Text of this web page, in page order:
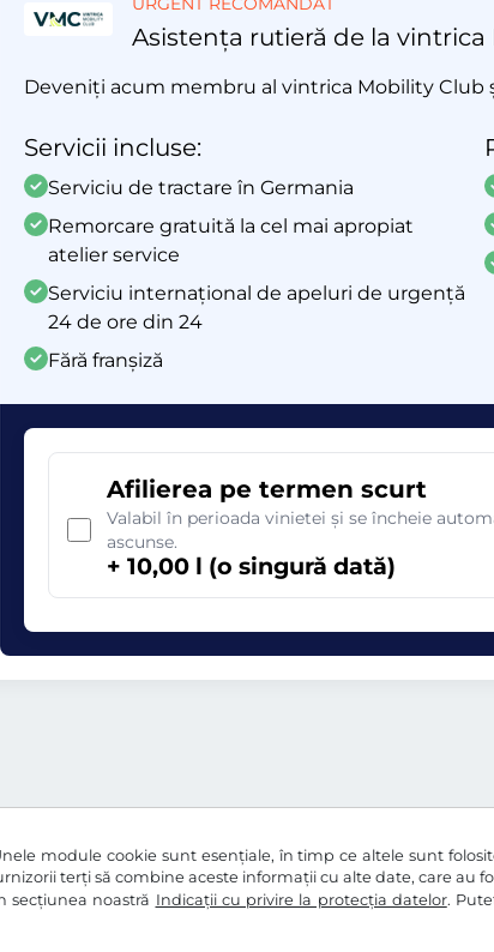
module cookie sunt esențiale, în timp ce altele sunt
terți să combine aceste informații cu alte date, care au
secțiunea noastră Indicații cu privire la protecția datelor.
Asistența rutieră de la
Deveniți acum membru al vintrica Mobility Club
Servicii incluse:
Serviciu de tractare în Germania
Remorcare gratuită la cel mai apropiat
atelier service
Serviciu internațional de apeluri de urgență
24 de ore din 24
Fără franșiză
Afilierea pe termen scurt
Valabil în perioada vinietei și se încheie
ascunse.
+ 10,00 l (o singură dată)